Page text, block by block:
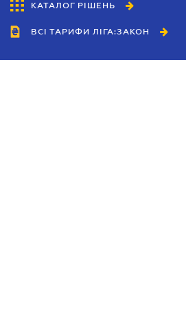
КАТАЛОГ РІШЕНЬ
ВСІ ТАРИФИ ЛІГА:ЗАКОН